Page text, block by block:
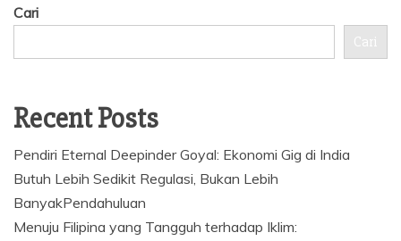
Cari
Cari
Recent Posts
Pendiri Eternal Deepinder Goyal: Ekonomi Gig di India
Butuh Lebih Sedikit Regulasi, Bukan Lebih
BanyakPendahuluan
Menuju Filipina yang Tangguh terhadap Iklim: